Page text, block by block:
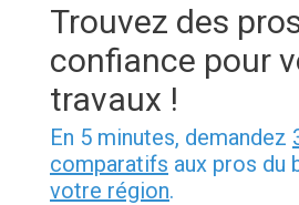
Trouvez des
confiance pour
travaux !
En 5 minutes, demandez
comparatifs aux pros du
votre région.